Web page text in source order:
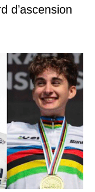
d’ascension